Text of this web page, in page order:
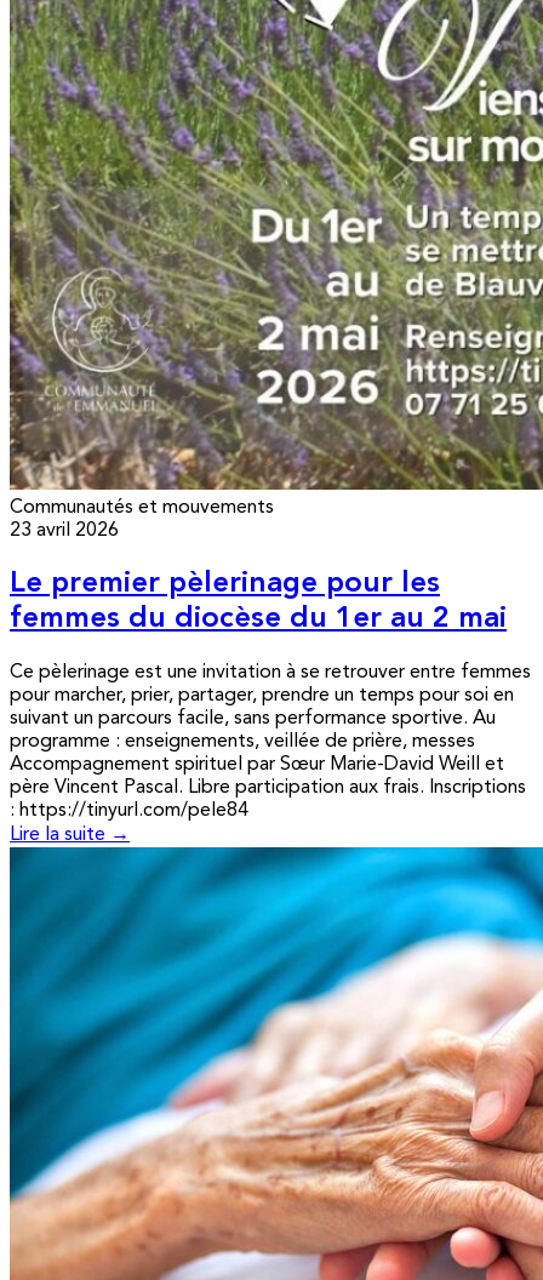
Communautés et mouvements
23 avril 2026
Le premier pèlerinage pour les
femmes du diocèse du 1er au 2 mai
Ce pèlerinage est une invitation à se retrouver entre femmes
pour marcher, prier, partager, prendre un temps pour soi en
suivant un parcours facile, sans performance sportive. Au
programme : enseignements, veillée de prière, messes
Accompagnement spirituel par Sœur Marie-David Weill et
père Vincent Pascal. Libre participation aux frais. Inscriptions
: https://tinyurl.com/pele84
Lire la suite →